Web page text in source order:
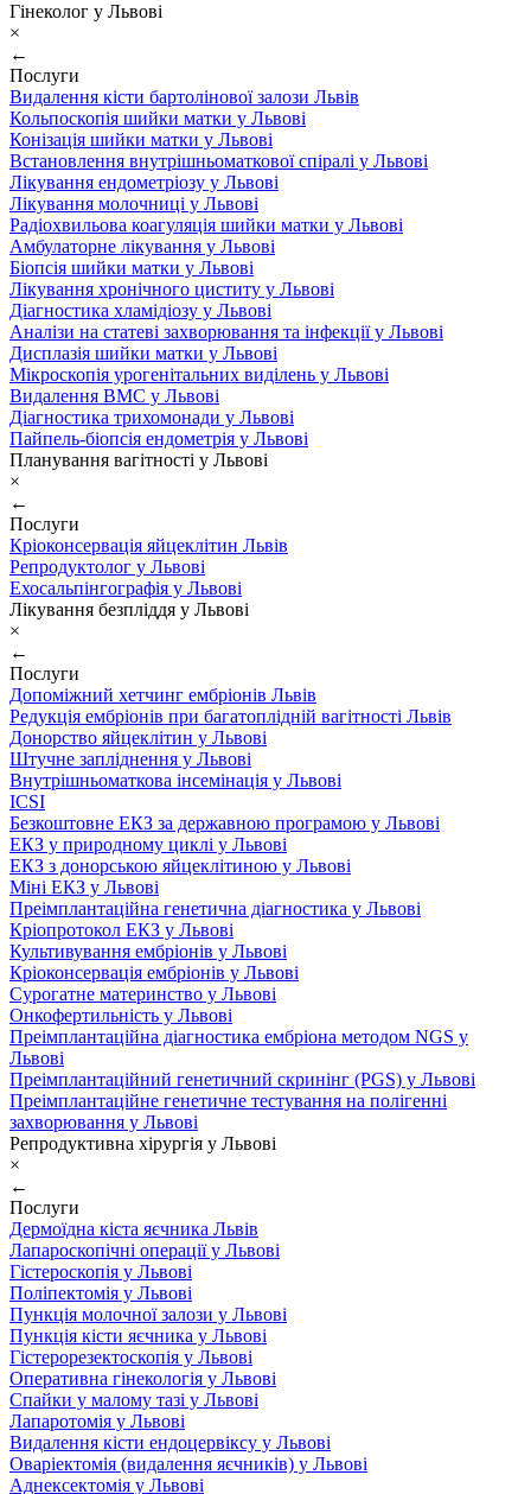
Гінеколог у Львові
×
←
Послуги
Видалення кісти бартолінової залози Львів
Кольпоскопія шийки матки у Львові
Конізація шийки матки у Львові
Встановлення внутрішньоматкової спіралі у Львові
Лікування ендометріозу у Львові
Лікування молочниці у Львові
Радіохвильова коагуляція шийки матки у Львові
Амбулаторне лікування у Львові
Біопсія шийки матки у Львові
Лікування хронічного циститу у Львові
Діагностика хламідіозу у Львові
Аналізи на статеві захворювання та інфекції у Львові
Дисплазія шийки матки у Львові
Мікроскопія урогенітальних виділень у Львові
Видалення ВМС у Львові
Діагностика трихомонади у Львові
Пайпель-біопсія ендометрія у Львові
Планування вагітності у Львові
×
←
Послуги
Кріоконсервація яйцеклітин Львів
Репродуктолог у Львові
Ехосальпінгографія у Львові
Лікування безпліддя у Львові
×
←
Послуги
Допоміжний хетчинг ембріонів Львів
Редукція ембріонів при багатоплідній вагітності Львів
Донорство яйцеклітин у Львові
Штучне запліднення у Львові
Внутрішньоматкова інсемінація у Львові
ICSI
Безкоштовне ЕКЗ за державною програмою у Львові
ЕКЗ у природному циклі у Львові
ЕКЗ з донорською яйцеклітиною у Львові
Міні ЕКЗ у Львові
Преімплантаційна генетична діагностика у Львові
Кріопротокол ЕКЗ у Львові
Культивування ембріонів у Львові
Кріоконсервація ембріонів у Львові
Сурогатне материнство у Львові
Онкофертильність у Львові
Преімплантаційна діагностика ембріона методом NGS у
Львові
Преімплантаційний генетичний скринінг (PGS) у Львові
Преімплантаційне генетичне тестування на полігенні
захворювання у Львові
Репродуктивна хірургія у Львові
×
←
Послуги
Дермоїдна кіста яєчника Львів
Лапароскопічні операції у Львові
Гістероскопія у Львові
Поліпектомія у Львові
Пункція молочної залози у Львові
Пункція кісти яєчника у Львові
Гістерорезектоскопія у Львові
Оперативна гінекологія у Львові
Спайки у малому тазі у Львові
Лапаротомія у Львові
Видалення кісти ендоцервіксу у Львові
Оваріектомія (видалення яєчників) у Львові
Аднексектомія у Львові